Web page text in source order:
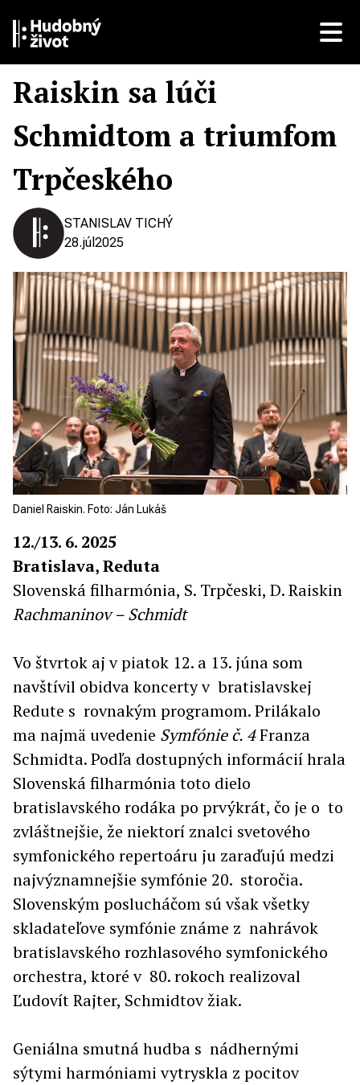
Raiskin sa lúči
Schmidtom a triumfom
Trpčeského
STANISLAV TICHÝ
28.júl 2025
Daniel Raiskin. Foto: Ján Lukáš
12./13. 6. 2025
Bratislava, Reduta
Slovenská filharmónia, S. Trpčeski, D. Raiskin
Rachmaninov – Schmidt
Vo štvrtok aj v piatok 12. a 13. júna som
navštívil obidva koncerty v bratislavskej
Redute s rovnakým programom. Prilákalo
ma najmä uvedenie Symfónie č. 4Franza
Schmidta. Podľa dostupných informácií hrala
Slovenská filharmónia toto dielo
bratislavského rodáka po prvýkrát, čo je o to
zvláštnejšie, že niektorí znalci svetového
symfonického repertoáru ju zaraďujú medzi
najvýznamnejšie symfónie 20. storočia.
Slovenským poslucháčom sú však všetky
skladateľove symfónie známe z nahrávok
bratislavského rozhlasového symfonického
orchestra, ktoré v 80. rokoch realizoval
Ľudovít Rajter, Schmidtov žiak.
Geniálna smutná hudba s nádhernými
sýtymi harmóniami vytryskla z pocitov